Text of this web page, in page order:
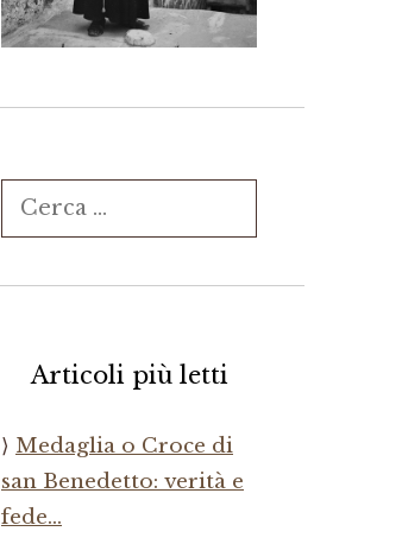
Ricerca
per:
Articoli più letti
Medaglia o Croce di
san Benedetto: verità e
fede…